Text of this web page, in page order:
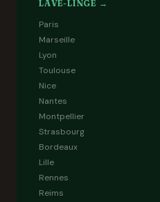
LAVE-LINGE →
Paris
Marseille
Lyon
Toulouse
Nice
Nantes
Montpellier
Strasbourg
Bordeaux
Lille
Rennes
Reims